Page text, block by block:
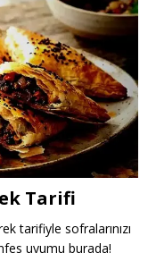
Tarifi
tarifiyle sofralarınızı
uyumu burada!